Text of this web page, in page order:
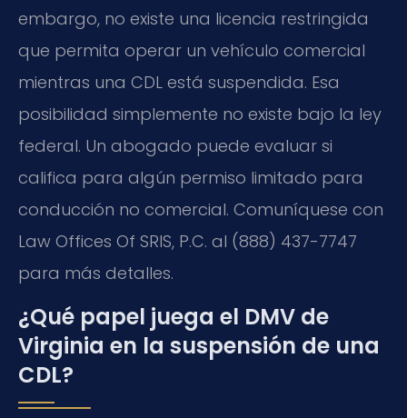
embargo, no existe una licencia restringida
que permita operar un vehículo comercial
mientras una CDL está suspendida. Esa
posibilidad simplemente no existe bajo la ley
federal. Un abogado puede evaluar si
califica para algún permiso limitado para
conducción no comercial. Comuníquese con
Law Offices Of SRIS, P.C. al (888) 437-7747
para más detalles.
¿Qué papel juega el DMV de
Virginia en la suspensión de una
CDL?